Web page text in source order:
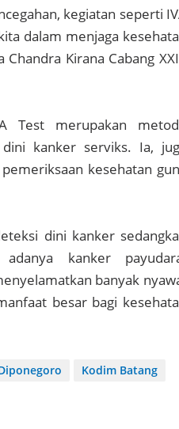
kegiatan seperti
dalam menjaga
Kirana Cabang
Test merupakan
kanker serviks. Ia,
kesehatan
dini kanker
kanker
banyak
besar bagi
Kodim Batang